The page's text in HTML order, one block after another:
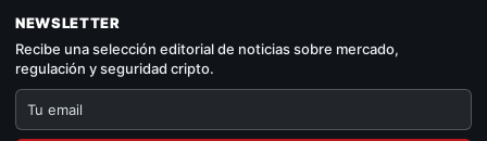
NEWSLETTER
Recibe una selección editorial de noticias sobre mercado,
regulación y seguridad cripto.